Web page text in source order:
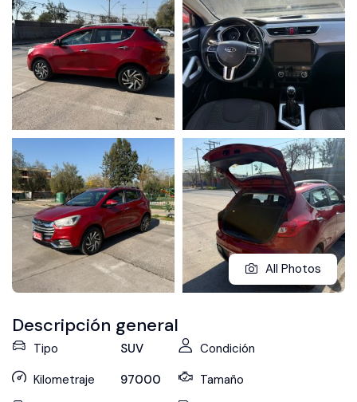
All Photos
Descripción general
Tipo
SUV
Kilometraje
97000
Condición
Tamaño